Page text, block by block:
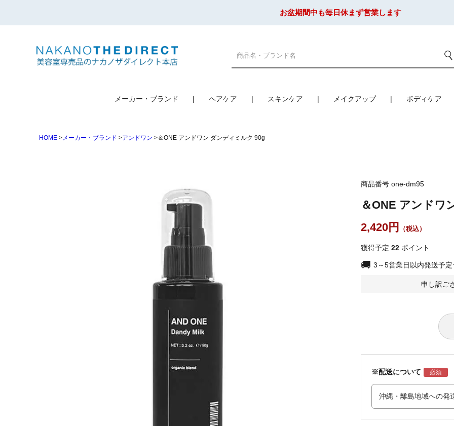
お盆期間中も毎日休まず営業します
メーカー・ブランド ヘアケア スキンケア メイクアップ ボディケア
HOME メーカー・ブランド アンドワン ＆ONE アンドワン ダンディミルク 90g
商品番号 one-dm95
＆ONE アンドワ
2,420
獲得予定 22 ポイント
3～5営業日以内発送予
申し訳ご
※配送について